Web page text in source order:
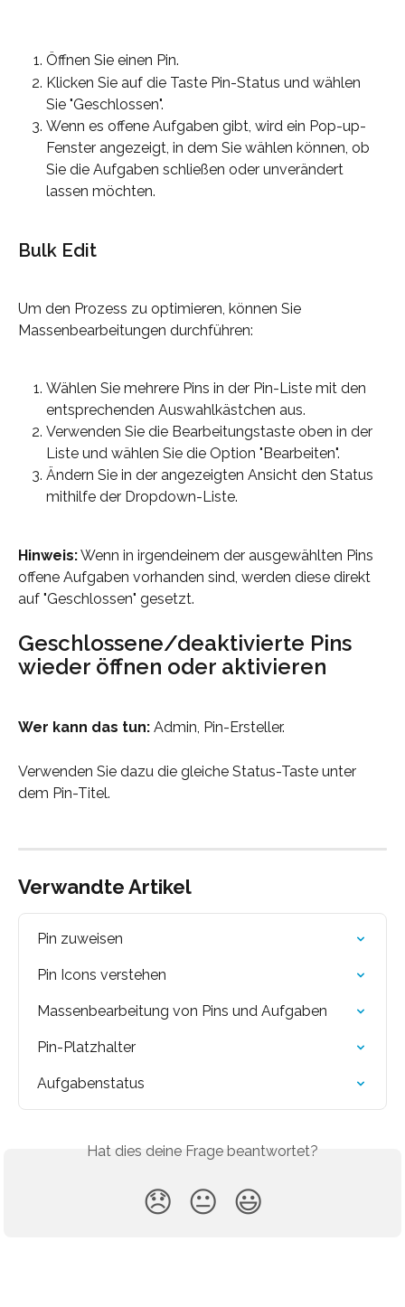
Öffnen Sie einen Pin.
Klicken Sie auf die Taste Pin-Status und wählen
Sie "Geschlossen".
Wenn es offene Aufgaben gibt, wird ein Pop-up-
Fenster angezeigt, in dem Sie wählen können, ob
Sie die Aufgaben schließen oder unverändert
lassen möchten.
Bulk Edit
Um den Prozess zu optimieren, können Sie
Massenbearbeitungen durchführen:
Wählen Sie mehrere Pins in der Pin-Liste mit den
entsprechenden Auswahlkästchen aus.
Verwenden Sie die Bearbeitungstaste oben in der
Liste und wählen Sie die Option "Bearbeiten".
Ändern Sie in der angezeigten Ansicht den Status
mithilfe der Dropdown-Liste.
Hinweis: Wenn in irgendeinem der ausgewählten Pins
offene Aufgaben vorhanden sind, werden diese direkt
auf "Geschlossen" gesetzt.
Geschlossene/deaktivierte Pins
wieder öffnen oder aktivieren
Wer kann das tun: Admin, Pin-Ersteller.
Verwenden Sie dazu die gleiche Status-Taste unter
dem Pin-Titel.
Verwandte Artikel
Pin zuweisen
Pin Icons verstehen
Massenbearbeitung von Pins und Aufgaben
Pin-Platzhalter
Aufgabenstatus
Hat dies deine Frage beantwortet?
😞 😐 😃